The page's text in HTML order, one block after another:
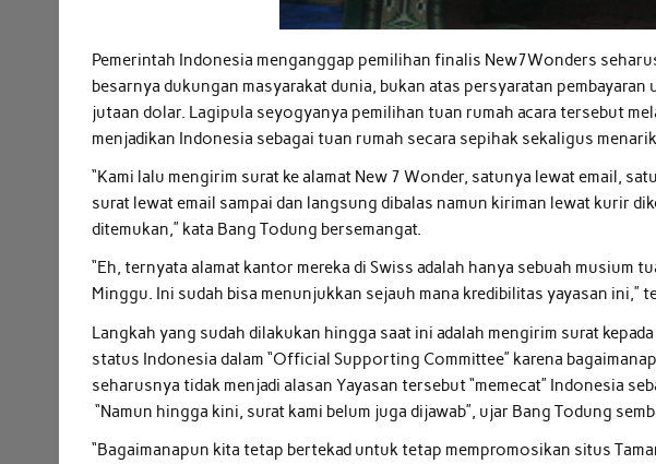
Pemerintah Indonesia menganggap pemilihan finalis New7Wonders
besarnya dukungan masyarakat dunia, bukan atas persyaratan
jutaan dolar. Lagipula seyogyanya pemilihan tuan rumah acara tersebut
menjadikan Indonesia sebagai tuan rumah secara sepihak sekaligus
“Kami lalu mengirim surat ke alamat New 7 Wonder, satunya lewat email,
surat lewat email sampai dan langsung dibalas namun kiriman lewat kurir
ditemukan,” kata Bang Todung bersemangat.
“Eh, ternyata alamat kantor mereka di Swiss adalah hanya sebuah musium
Minggu. Ini sudah bisa menunjukkan sejauh mana kredibilitas yayasan ini,”
Langkah yang sudah dilakukan hingga saat ini adalah mengirim surat
status Indonesia dalam “Official Supporting Committee” karena
seharusnya tidak menjadi alasan Yayasan tersebut “memecat” Indonesia
“Namun hingga kini, surat kami belum juga dijawab”, ujar Bang Todung
“Bagaimanapun kita tetap bertekad untuk tetap mempromosikan situs